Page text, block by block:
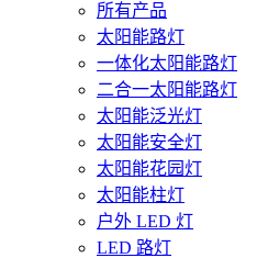
所有产品
太阳能路灯
一体化太阳能路灯
二合一太阳能路灯
太阳能泛光灯
太阳能安全灯
太阳能花园灯
太阳能柱灯
户外 LED 灯
LED 路灯